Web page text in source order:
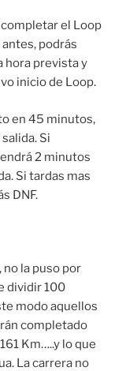
completar el Loop
podrás
hora prevista y
inicio de Loop.
en 45 minutos,
Si
2 minutos
Si tardas mas
DNF.
la puso por
dividir 100
modo aquellos
completado
Km…..y lo que
La carrera no